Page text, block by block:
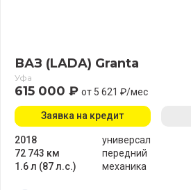
ВАЗ (LADA) Granta
Уфа
615 000 ₽ от 5 621 ₽/мес
2018
72 743 км
1.6 л (87 л.с.)
универсал
передний
механика
Заявка на кредит